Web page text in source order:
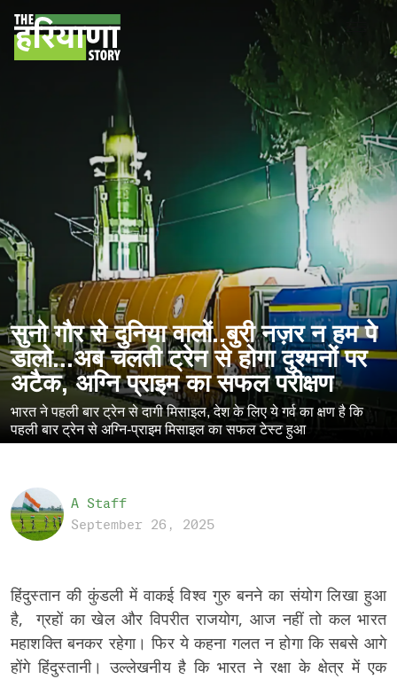
सुनो गौर से दुनिया वालों..बुरी नज़र न हम पे
डालो...अब चलती ट्रेन से होगा दुश्मनों पर
अटैक, अग्नि प्राइम का सफल परीक्षण
भारत ने पहली बार ट्रेन से दागी मिसाइल, देश के लिए ये गर्व का क्षण है कि
पहली बार ट्रेन से अग्नि-प्राइम मिसाइल का सफल टेस्ट हुआ
A Staff
September 26, 2025
हिंदुस्तान की कुंडली में वाकई विश्व गुरु बनने का संयोग लिखा हुआ
है, ग्रहों का खेल और विपरीत राजयोग, आज नहीं तो कल भारत
महाशक्ति बनकर रहेगा। फिर ये कहना गलत न होगा कि सबसे आगे
होंगे हिंदुस्तानी। उल्लेखनीय है कि भारत ने रक्षा के क्षेत्र में एक